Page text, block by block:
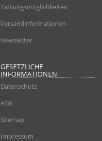
Zahlungsmöglichkeiten
Versandinformationen
Newsletter
GESETZLICHE
INFORMATIONEN
Datenschutz
AGB
Sitemap
Impressum